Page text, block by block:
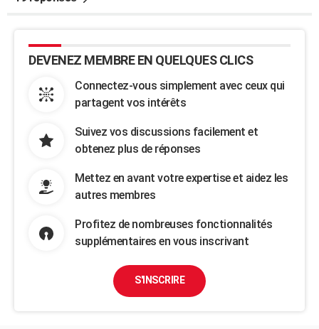
DEVENEZ MEMBRE EN QUELQUES CLICS
Connectez-vous simplement avec ceux qui
partagent vos intérêts
Suivez vos discussions facilement et
obtenez plus de réponses
Mettez en avant votre expertise et aidez les
autres membres
Profitez de nombreuses fonctionnalités
supplémentaires en vous inscrivant
S'INSCRIRE